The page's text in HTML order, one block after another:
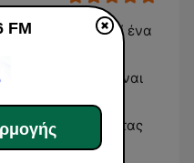
106 FM αποτελεί ένα
από την πόλη του
του είναι
καθώς
Αδελφότητας
εστιάζει στην
FM